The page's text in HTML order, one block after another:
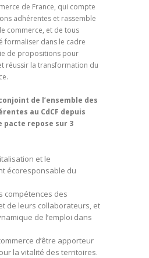
de France, qui compte
adhérentes et rassemble
commerce, et de tous
formaliser dans le cadre
de propositions pour
réussir la transformation du
de l’ensemble des
au CdCF depuis
pacte repose sur 3
et le
écoresponsable du
compétences des
de leurs collaborateurs, et
de l’emploi dans
d’être apporteur
la vitalité des territoires.